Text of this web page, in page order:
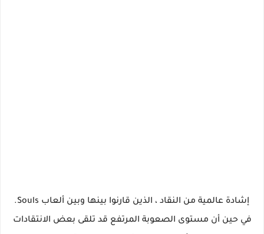
إشادة عالمية من النقاد ، الذين قارنوا بينها وبين ألعاب Souls.
في حين أن مستوى الصعوبة المرتفع قد تلقى بعض الانتقادات